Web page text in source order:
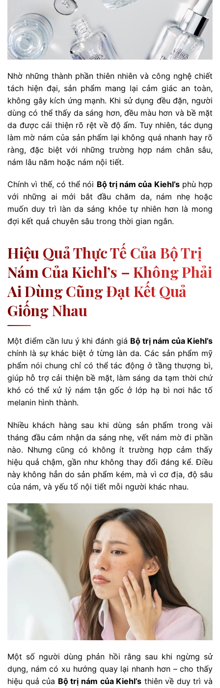
Nhờ những thành phần thiên nhiên và công nghệ chiết
tách hiện đại, sản phẩm mang lại cảm giác an toàn,
không gây kích ứng mạnh. Khi sử dụng đều đặn, người
dùng có thể thấy da sáng hơn, đều màu hơn và bề mặt
da được cải thiện rõ rệt về độ ẩm. Tuy nhiên, tác dụng
làm mờ nám của sản phẩm lại không quá nhanh hay rõ
ràng, đặc biệt với những trường hợp nám chân sâu,
nám lâu năm hoặc nám nội tiết.
Chính vì thế, có thể nói Bộ trị nám của Kiehl’sphù hợp
với những ai mới bắt đầu chăm da, nám nhẹ hoặc
muốn duy trì làn da sáng khỏe tự nhiên hơn là mong
đợi kết quả chuyên sâu trong thời gian ngắn.
Hiệu Quả Thực Tế Của Bộ Trị
Nám Của Kiehl’s – Không Phải
Ai Dùng Cũng Đạt Kết Quả
Giống Nhau
Một điểm cần lưu ý khi đánh giá Bộ trị nám của Kiehl’s
chính là sự khác biệt ở từng làn da. Các sản phẩm mỹ
phẩm nói chung chỉ có thể tác động ở tầng thượng bì,
giúp hỗ trợ cải thiện bề mặt, làm sáng da tạm thời chứ
khó có thể xử lý nám tận gốc ở lớp hạ bì nơi hắc tố
melanin hình thành.
Nhiều khách hàng sau khi dùng sản phẩm trong vài
tháng đầu cảm nhận da sáng nhẹ, vết nám mờ đi phần
nào. Nhưng cũng có không ít trường hợp cảm thấy
hiệu quả chậm, gần như không thay đổi đáng kể. Điều
này không hẳn do sản phẩm kém, mà vì cơ địa, độ sâu
của nám, và yếu tố nội tiết mỗi người khác nhau.
Một số người dùng phản hồi rằng sau khi ngừng sử
dụng, nám có xu hướng quay lại nhanh hơn – cho thấy
hiệu quả của Bộ trị nám của Kiehl’s thiên về duy trì và